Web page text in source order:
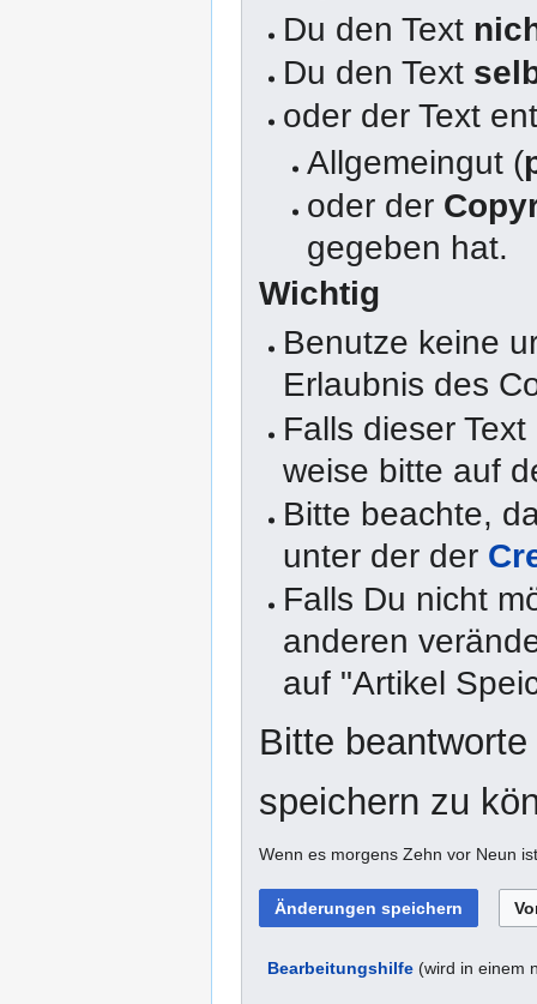
Du den Text
Du den Text
oder der Text
Allgemeingut (
oder der
gegeben hat.
Wichtig
Benutze keine
Erlaubnis des
Falls dieser
weise bitte auf
Bitte beachte,
unter der der
Falls Du nicht
anderen
auf "Artikel
Bitte
speichern zu
Wenn es morgens Zehn vor Neun
Bearbeitungshilfe (wird in einem